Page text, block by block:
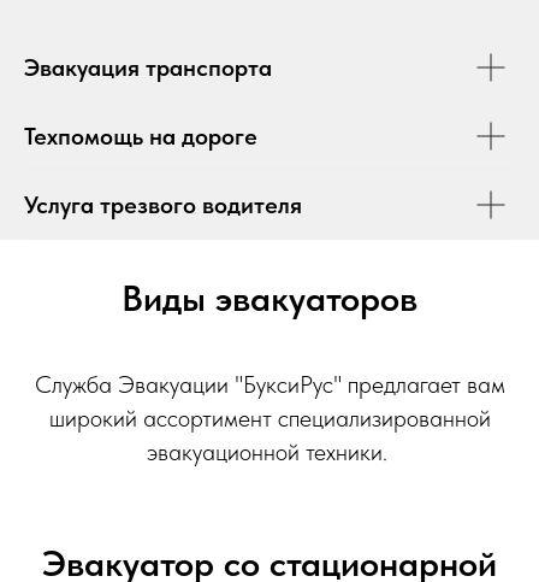
Эвакуация транспорта
Техпомощь на дороге
Услуга трезвого водителя
Виды эвакуаторов
Служба Эвакуации "БуксиРус" предлагает вам
широкий ассортимент специализированной
эвакуационной техники.
Эвакуатор со стационарной